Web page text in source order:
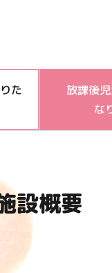
た
放課後
な
設概要